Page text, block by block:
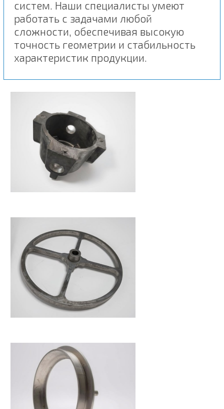
систем. Наши специалисты умеют
работать с задачами любой
сложности, обеспечивая высокую
точность геометрии и стабильность
характеристик продукции.